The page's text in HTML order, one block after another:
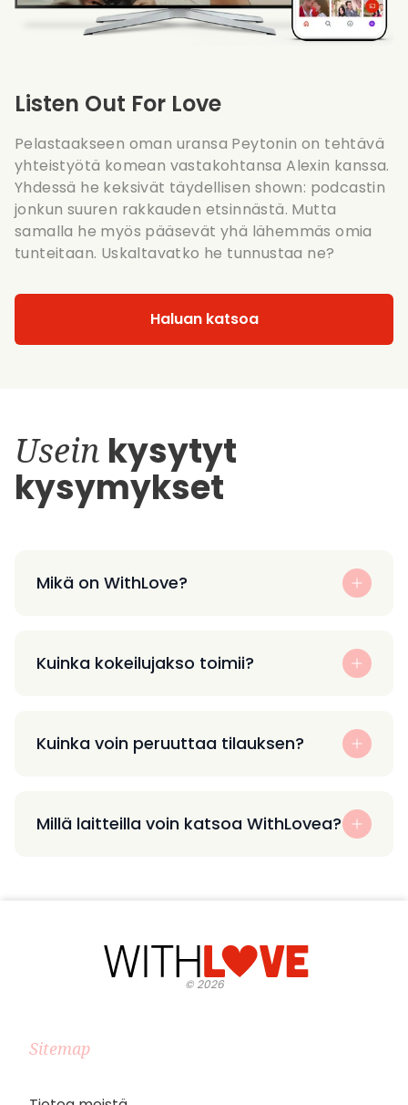
Listen Out For Love
Pelastaakseen oman uransa Peytonin on tehtävä
yhteistyötä komean vastakohtansa Alexin kanssa.
Yhdessä he keksivät täydellisen shown: podcastin
jonkun suuren rakkauden etsinnästä. Mutta
samalla he myös pääsevät yhä lähemmäs omia
tunteitaan. Uskaltavatko he tunnustaa ne?
Haluan katsoa
Usein kysytyt
kysymykset
Mikä on WithLove?
Kuinka kokeilujakso toimii?
Kuinka voin peruuttaa tilauksen?
Millä laitteilla voin katsoa WithLovea?
©2026
Sitemap